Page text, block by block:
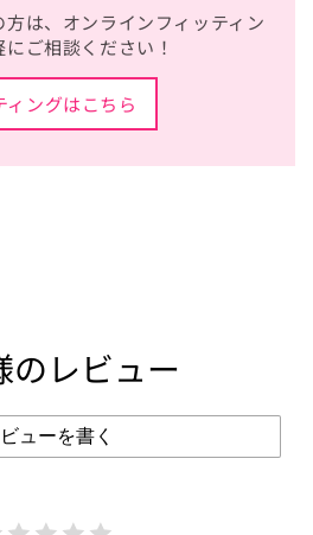
は、オンラインフィッティン
ご相談ください！
ングはこちら
のレビュー
ューを書く